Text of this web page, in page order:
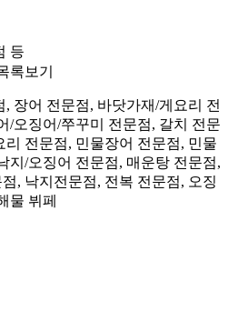
등
록보기
장어 전문점, 바닷가재/게요리 전
/오징어/쭈꾸미 전문점, 갈치 전문
전문점, 민물장어 전문점, 민물
지/오징어 전문점, 매운탕 전문점,
, 낙지전문점, 전복 전문점, 오징
물 뷔페